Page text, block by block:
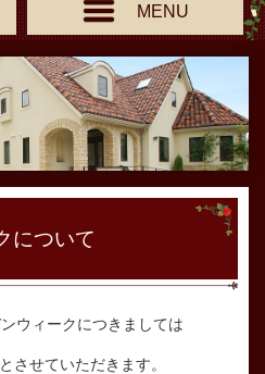
MENU
について
ウィークにつきましては
させていただきます。